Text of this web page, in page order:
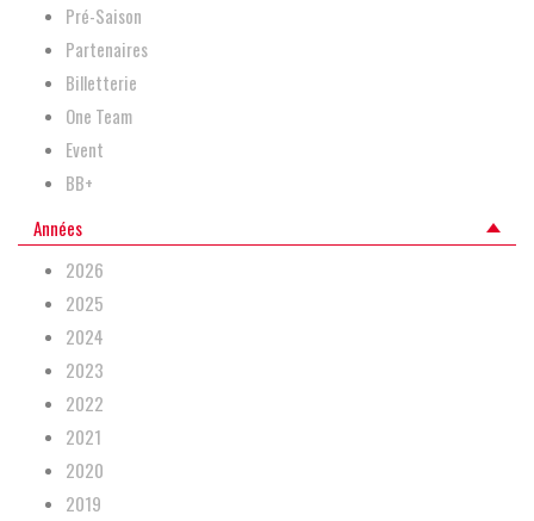
Pré-Saison
Partenaires
Billetterie
One Team
Event
BB+
Années
2026
2025
2024
2023
2022
2021
2020
2019